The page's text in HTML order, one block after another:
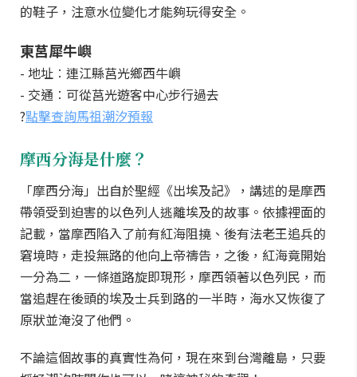
的鞋子，注意水位變化才能夠玩得安全。
東莒犀牛嶼
- 地址︰連江縣莒光鄉西牛嶼
- 交通︰可從莒光遊客中心步行過去
?點擊查詢馬祖潮汐預報
摩西分海是什麼？
「摩西分海」出自於聖經《出埃及記》，講述的是摩西
帶領受到迫害的以色列人逃離埃及的故事。依據裡面的
記載，當摩西陷入了前有紅海阻撓、後有法老王追兵的
窘境時，走投無路的他向上帝禱告，之後，紅海竟開始
一分為二，一條道路旋即現形，摩西領著以色列民，而
當追趕在後頭的埃及士兵到路的一半時，海水又恢復了
原狀並淹沒了他們。
不論這個故事的真實性為何，現在來到台灣離島，只要